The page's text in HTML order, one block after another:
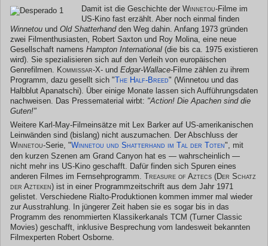
Damit ist die Geschichte der Winnetou-Filme im
US-Kino fast erzählt. Aber noch einmal finden
Winnetou und Old Shatterhandden Weg dahin. Anfang 1973 gründen
zwei Filmenthusiasten, Robert Saxton und Roy Molina, eine neue
Gesellschaft namens Hampton International (die bis ca. 1975 existieren
wird). Sie spezialisieren sich auf den Verleih von europäischen
Genrefilmen.
Kommissar-X- und Edgar-Wallace-Filme zählen zu ihrem
Programm, dazu gesellt sich "The Half-Breed" (Winnetou und das
Halbblut Apanatschi). Über einige Monate lassen sich Aufführungsdaten
nachweisen. Das Pressematerial wirbt: "Action! Die Apachen sind die
Guten!"
Weitere Karl-May-Filmeinsätze mit Lex Barker auf US-amerikanischen
Leinwänden sind (bislang) nicht auszumachen. Der Abschluss der
Winnetou-Serie, "Winnetou und Shatterhand im Tal der Toten", mit
den kurzen Szenen am Grand Canyon hat es — wahrscheinlich —
nicht mehr ins US-Kino geschafft. Dafür finden sich Spuren eines
anderen Filmes im Fernsehprogramm. Treasure of Aztecs (Der Schatz
der Azteken) ist in einer Programmzeitschrift aus dem Jahr 1971
gelistet. Verschiedene Rialto-Produktionen kommen immer mal wieder
zur Ausstrahlung. In jüngerer Zeit haben sie es sogar bis in das
Programm des renommierten Klassikerkanals TCM (Turner Classic
Movies) geschafft, inklusive Besprechung vom landesweit bekannten
Filmexperten Robert Osborne.